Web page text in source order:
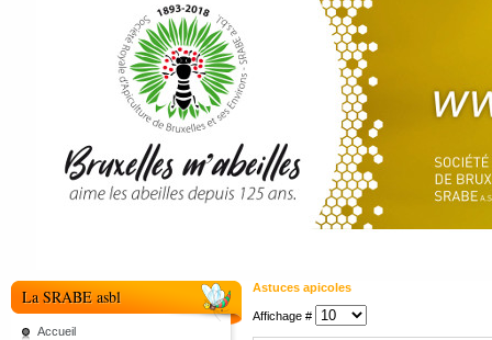
La SRABE asbl
Accueil
Astuces apicoles
Affichage #